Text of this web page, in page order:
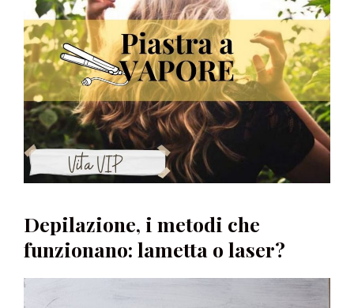
Depilazione, i metodi che
funzionano: lametta o laser?